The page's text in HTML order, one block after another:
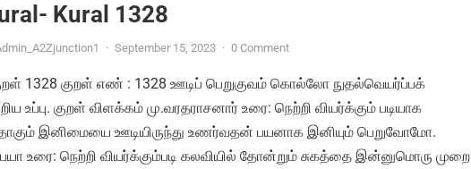
Kural 1328
· September 15, 2023 · 0 Comment
1328 குறள் எண் : 1328 ஊடிப் பெறுகுவம் கொல்லோ நுதல்வெயர்ப்பக்
உப்பு. குறள் விளக்கம் மு.வரதராசனார் உரை: நெற்றி வியர்க்கும் படியாக
இனிமையை ஊடியிருந்து உணர்வதன் பயனாக இனியும் பெறுவோமோ.
உரை: நெற்றி வியர்க்கும்படி கலவியில் தோன்றும் சுகத்தை இன்னுமொரு முறை